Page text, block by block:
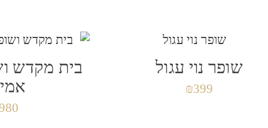
שופר נוי עגול
₪399
בית מקדש